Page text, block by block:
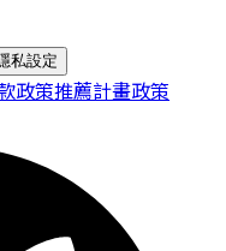
私設定
政策推薦計畫政策